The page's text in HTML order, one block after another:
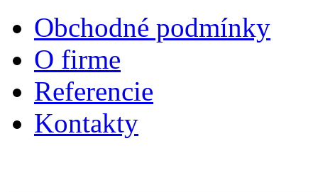
Obchodné podmínky
O firme
Referencie
Kontakty